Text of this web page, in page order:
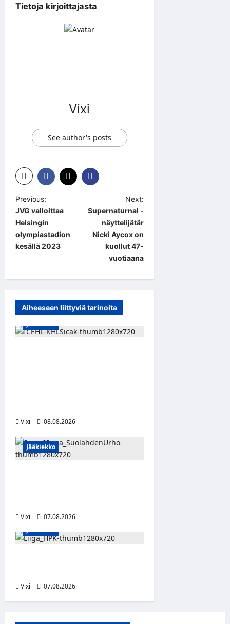
Tietoja kirjoittajasta
Vixi
See author's posts
P
o
s
t
a
g
Previous:
JVG valloittaa
Helsingin
olympiastadion
kesällä 2023
Next:
Supernaturnal -
näyttelijätär
Nicki Aycox on
kuollut 47-
vuotiaana
Aiheeseen liittyviä tarinoita
Jääkiekko
Vixi 08.08.2026
Jääkiekko
Vixi
07.08.2026
Jääkiekko
Vixi 07.08.2026